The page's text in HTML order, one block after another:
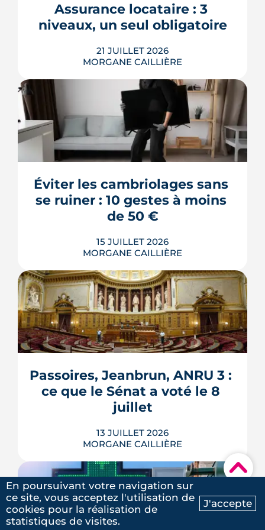
Ma recherche Contactez-nous
▾
réservation, financement, signature
chez le notaire, suivi de la construction
et garanties ...
LIRE L'ARTICLE
Assurance locataire : 3
niveaux, un seul obligatoire
21 JUILLET 2026
MORGANE CAILLIÈRE
L'assurance habitation est obligatoire
pour tout locataire d'une résidence
principale, mais la garantie minimale
légale (les risques locatifs) ne protège
que le logement du propriétaire, pas
c'est une multirisque habitation qu'on
souscrit, et le vrai cho...
LIRE L'ARTICLE
Éviter les cambriolages sans
se ruiner : 10 gestes à moins
de 50 €
15 JUILLET 2026
MORGANE CAILLIÈRE
Verrous tournés, voisins prévenus,
boîte aux lettres sous contrôle : une
grande partie de la protection d'un
logement repose sur des habitudes qui
gestes gratuits ou à moins de 50 €,
inspirés des conseils officiels de la
police et de la gendarmerie, mon...
LIRE L'ARTICLE
Passoires, Jeanbrun, ANRU 3 :
ce que le Sénat a voté le 8
juillet
13 JUILLET 2026
MORGANE CAILLIÈRE
Passoires thermiques louables sous
conditions, amortissement Jeanbrun
étendu, ANRU 3 doté de 5 milliards
En poursuivant votre navigation sur
ce site, vous acceptez l'utilisation de
cookies pour la réalisation de
statistiques de visites.
J'accepte